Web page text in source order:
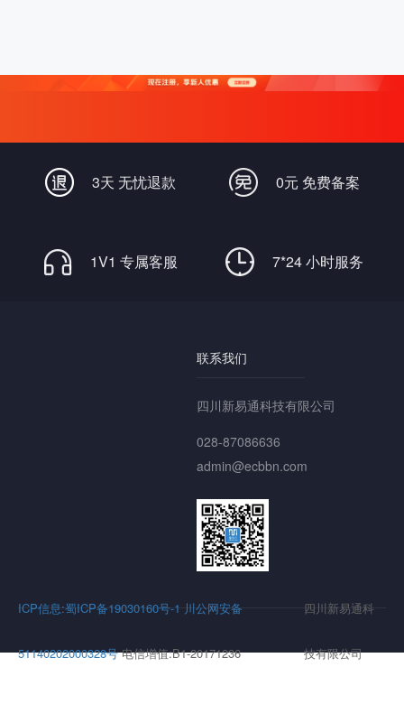
3天 无忧退款 0元 免费备案
1V1 专属客服 7*24 小时服务
联系我们
四川新易通科技有限公司
028-87086636
admin@ecbbn.com
ICP信息:蜀ICP备19030160号-1 川公网安备
51140202000328号 电信增值:B1-20171236
四川新易通科
技有限公司